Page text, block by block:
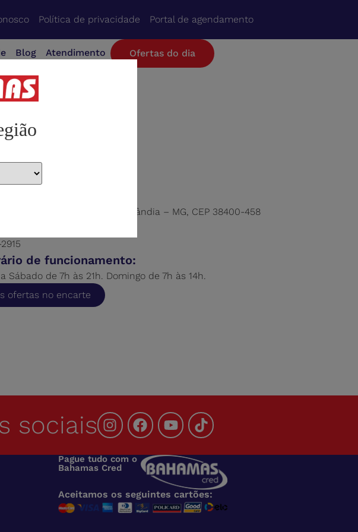
Política de privacidade Portal de agendamento
Blog Atendimento Ofertas do dia
Vilela, 1705, Martins, Uberlândia – MG, CEP 38400-458
de funcionamento:
Sábado de 7h às 21h. Domingo de 7h às 14h.
ofertas no encarte
sociais
Pague tudo com o
Bahamas Cred
Aceitamos os seguintes cartões: